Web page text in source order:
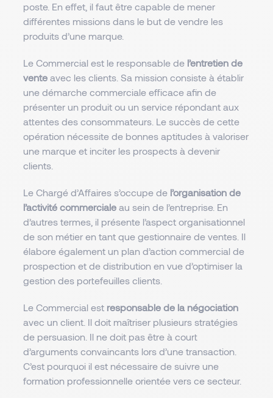
poste. En effet, il faut être capable de mener
différentes missions dans le but de vendre les
produits d’une marque.
Le Commercial est le responsable de l’entretien de
venteavec les clients. Sa mission consiste à établir
une démarche commerciale efficace afin de
présenter un produit ou un service répondant aux
attentes des consommateurs. Le succès de cette
opération nécessite de bonnes aptitudes à valoriser
une marque et inciter les prospects à devenir
clients.
Le Chargé d’Affaires s’occupe de l’organisation de
l’activité commercialeau sein de l’entreprise. En
d’autres termes, il présente l’aspect organisationnel
de son métier en tant que gestionnaire de ventes. Il
élabore également un plan d’action commercial de
prospection et de distribution en vue d’optimiser la
gestion des portefeuilles clients.
Le Commercial est responsable de la négociation
avec un client. Il doit maîtriser plusieurs stratégies
de persuasion. Il ne doit pas être à court
d’arguments convaincants lors d’une transaction.
C’est pourquoi il est nécessaire de suivre une
formation professionnelle orientée vers ce secteur.